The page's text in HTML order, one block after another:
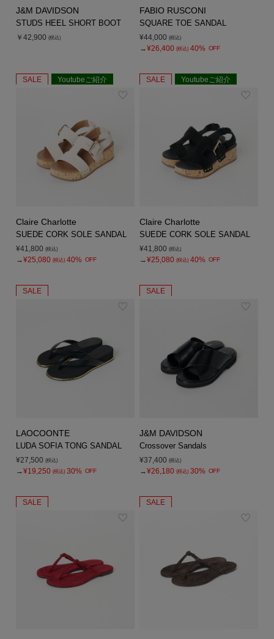
J&M DAVIDSON
STUDS HEEL SHORT BOOT
￥42,900 (税込)
FABIO RUSCONI
SQUARE TOE SANDAL
¥44,000 (税込)
→¥26,400 (税込) 40% OFF
SALE Youtubeご紹介
Claire Charlotte
SUEDE CORK SOLE SANDAL
¥41,800 (税込)
→¥25,080 (税込) 40% OFF
SALE Youtubeご紹介
Claire Charlotte
SUEDE CORK SOLE SANDAL
¥41,800 (税込)
→¥25,080 (税込) 40% OFF
SALE
LAOCOONTE
LUDA SOFIA TONG SANDAL
¥27,500 (税込)
→¥19,250 (税込) 30% OFF
SALE
J&M DAVIDSON
Crossover Sandals
¥37,400 (税込)
→¥26,180 (税込) 30% OFF
SALE SALE